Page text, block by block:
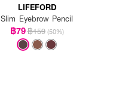
LIFEFORD
Slim Eyebrow Pencil
฿79฿159 (50%)